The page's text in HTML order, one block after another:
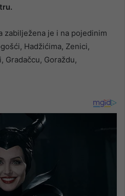
zabilježena je i na pojedinim
Hadžićima, Zenici,
Gradačcu, Goraždu,